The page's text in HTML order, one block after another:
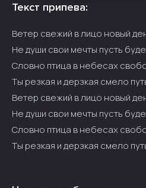
Текст припева:
Ветер свежий в лицо новый
Не души свои мечты пусть
Словно птица в небесах
Ты резкая и дерзкая смело
Ветер свежий в лицо новый
Не души свои мечты пусть
Словно птица в небесах
Ты резкая и дерзкая смело